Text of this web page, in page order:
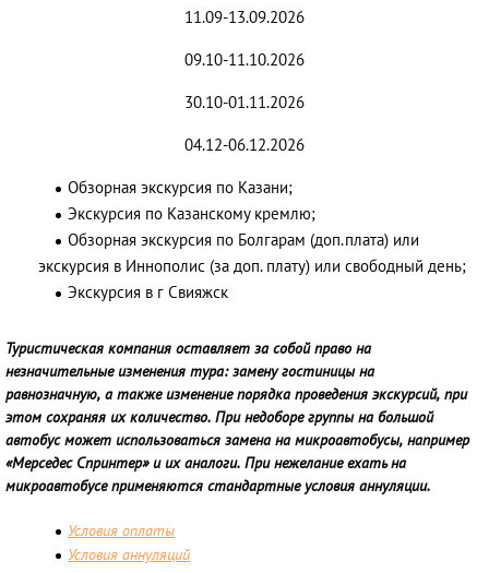
11.09-13.09.2026
09.10-11.10.2026
30.10-01.11.2026
04.12-06.12.2026
Обзорная экскурсия по Казани;
Экскурсия по Казанскому кремлю;
Обзорная экскурсия по Болгарам (доп.плата) или
экскурсия в Иннополис (за доп. плату) или свободный день;
Экскурсия в г Свияжск
Туристическая компания оставляет за собой право на
незначительные изменения тура: замену гостиницы на
равнозначную, а также изменение порядка проведения экскурсий, при
этом сохраняя их количество. При недоборе группы на большой
автобус может использоваться замена на микроавтобусы, например
«Мерседес Спринтер» и их аналоги. При нежелание ехать на
микроавтобусе применяются стандартные условия аннуляции.
Условия оплаты
Условия аннуляций